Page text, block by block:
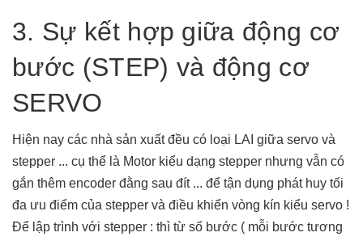
3. Sự kết hợp giữa động cơ
bước (STEP) và động cơ
SERVO
Hiện nay các nhà sản xuất đều có loại LAI giữa servo và
stepper ... cụ thể là Motor kiểu dạng stepper nhưng vẫn có
gắn thêm encoder đằng sau đít ... để tận dụng phát huy tối
đa ưu điểm của stepper và điều khiển vòng kín kiểu servo !
Để lập trình với stepper : thì từ số bước ( mỗi bước tương